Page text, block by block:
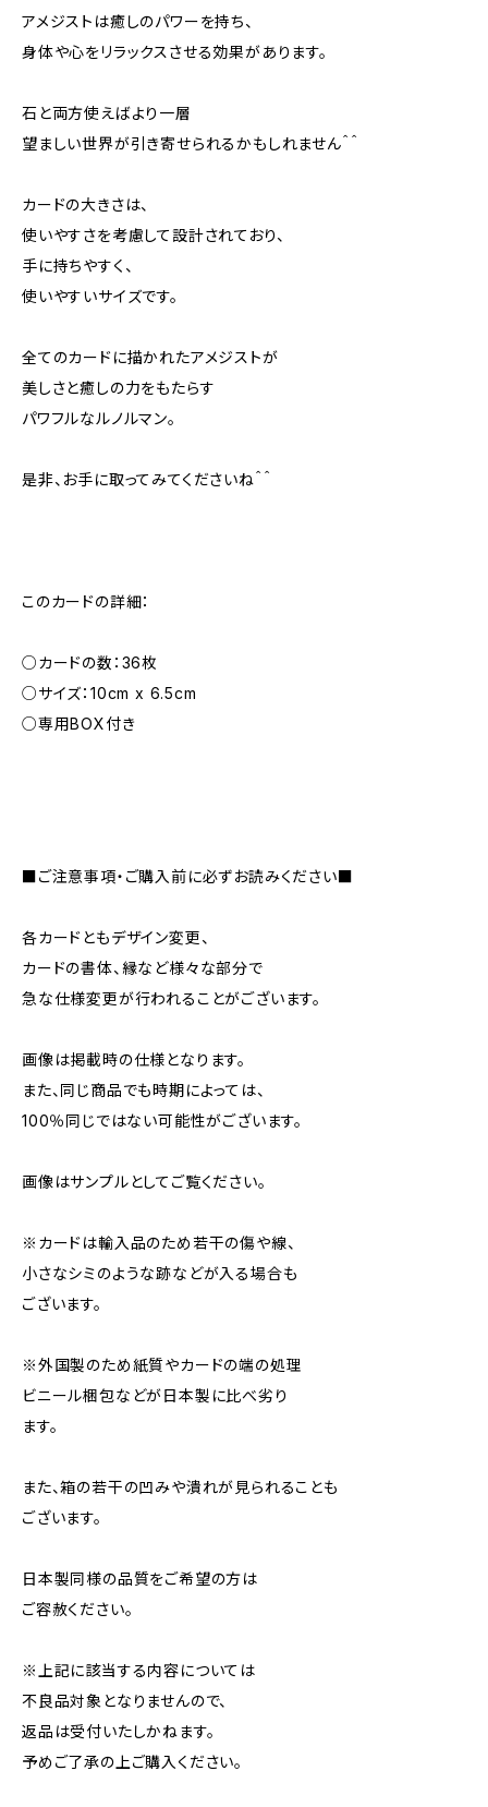
アメジストは癒しのパワーを持ち、
身体や心をリラックスさせる効果があります。
石と両方使えばより一層
望ましい世界が引き寄せられるかもしれません＾＾
カードの大きさは、
使いやすさを考慮して設計されており、
手に持ちやすく、
使いやすいサイズです。
全てのカードに描かれたアメジストが
美しさと癒しの力をもたらす
パワフルなルノルマン。
是非、お手に取ってみてくださいね＾＾
このカードの詳細：
○カードの数：36枚
○サイズ：10cm x 6.5cm
○専用BOX付き
■ご注意事項・ご購入前に必ずお読みください■
各カードともデザイン変更、
カードの書体、縁など様々な部分で
急な仕様変更が行われることがございます。
画像は掲載時の仕様となります。
また、同じ商品でも時期によっては、
100％同じではない可能性がございます。
画像はサンプルとしてご覧ください。
※カードは輸入品のため若干の傷や線、
小さなシミのような跡などが入る場合も
ございます。
※外国製のため紙質やカードの端の処理
ビニール梱包などが日本製に比べ劣り
ます。
また、箱の若干の凹みや潰れが見られることも
ございます。
日本製同様の品質をご希望の方は
ご容赦ください。
※上記に該当する内容については
不良品対象となりませんので、
返品は受付いたしかねます。
予めご了承の上ご購入ください。